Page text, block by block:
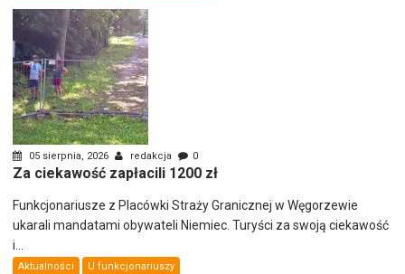
05 sierpnia, 2026 redakcja 0
Za ciekawość zapłacili 1200 zł
Funkcjonariusze z Placówki Straży Granicznej w Węgorzewie
ukarali mandatami obywateli Niemiec. Turyści za swoją ciekawość
i...
Aktualności U funkcjonariuszy